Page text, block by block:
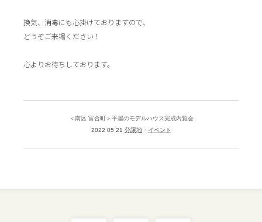
換気、消毒にも心掛けておりますので、
どうぞご来場ください！
心よりお待ちしております。
＜南区 富合町＞平屋のモデルハウス完成内覧会
2022 05 21 分譲地 イベント